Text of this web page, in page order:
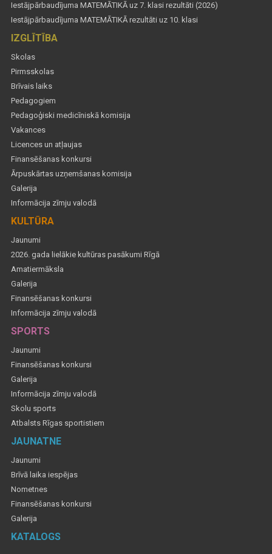
Iestājpārbaudījuma MATEMĀTIKĀ uz 7. klasi rezultāti (2026)
Iestājpārbaudījuma MATEMĀTIKĀ rezultāti uz 10. klasi
IZGLĪTĪBA
Skolas
Pirmsskolas
Brīvais laiks
Pedagogiem
Pedagoģiski medicīniskā komisija
Vakances
Licences un atļaujas
Finansēšanas konkursi
Ārpuskārtas uzņemšanas komisija
Galerija
Informācija zīmju valodā
KULTŪRA
Jaunumi
2026. gada lielākie kultūras pasākumi Rīgā
Amatiermāksla
Galerija
Finansēšanas konkursi
Informācija zīmju valodā
SPORTS
Jaunumi
Finansēšanas konkursi
Galerija
Informācija zīmju valodā
Skolu sports
Atbalsts Rīgas sportistiem
JAUNATNE
Jaunumi
Brīvā laika iespējas
Nometnes
Finansēšanas konkursi
Galerija
KATALOGS